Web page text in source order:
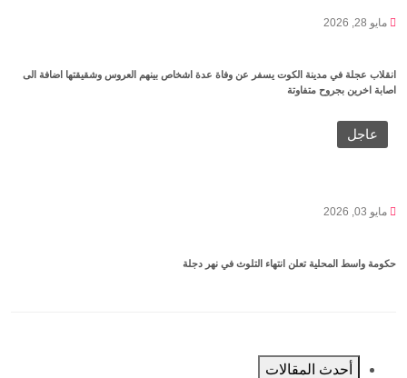
مايو 28, 2026
انقلاب عجلة في مدينة الكوت يسفر عن وفاة عدة اشخاص بينهم العروس وشقيقتها اضافة الى
اصابة اخرين بجروح متفاوتة
عاجل
مايو 03, 2026
حكومة واسط المحلية تعلن انتهاء التلوث في نهر دجلة
أحدث المقالات